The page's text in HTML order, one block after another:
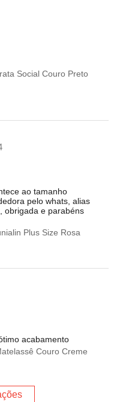
Social Couro Preto
ao tamanho
pelo whats, alias
obrigada e parabéns
Plus Size Rosa
acabamento
Couro Creme